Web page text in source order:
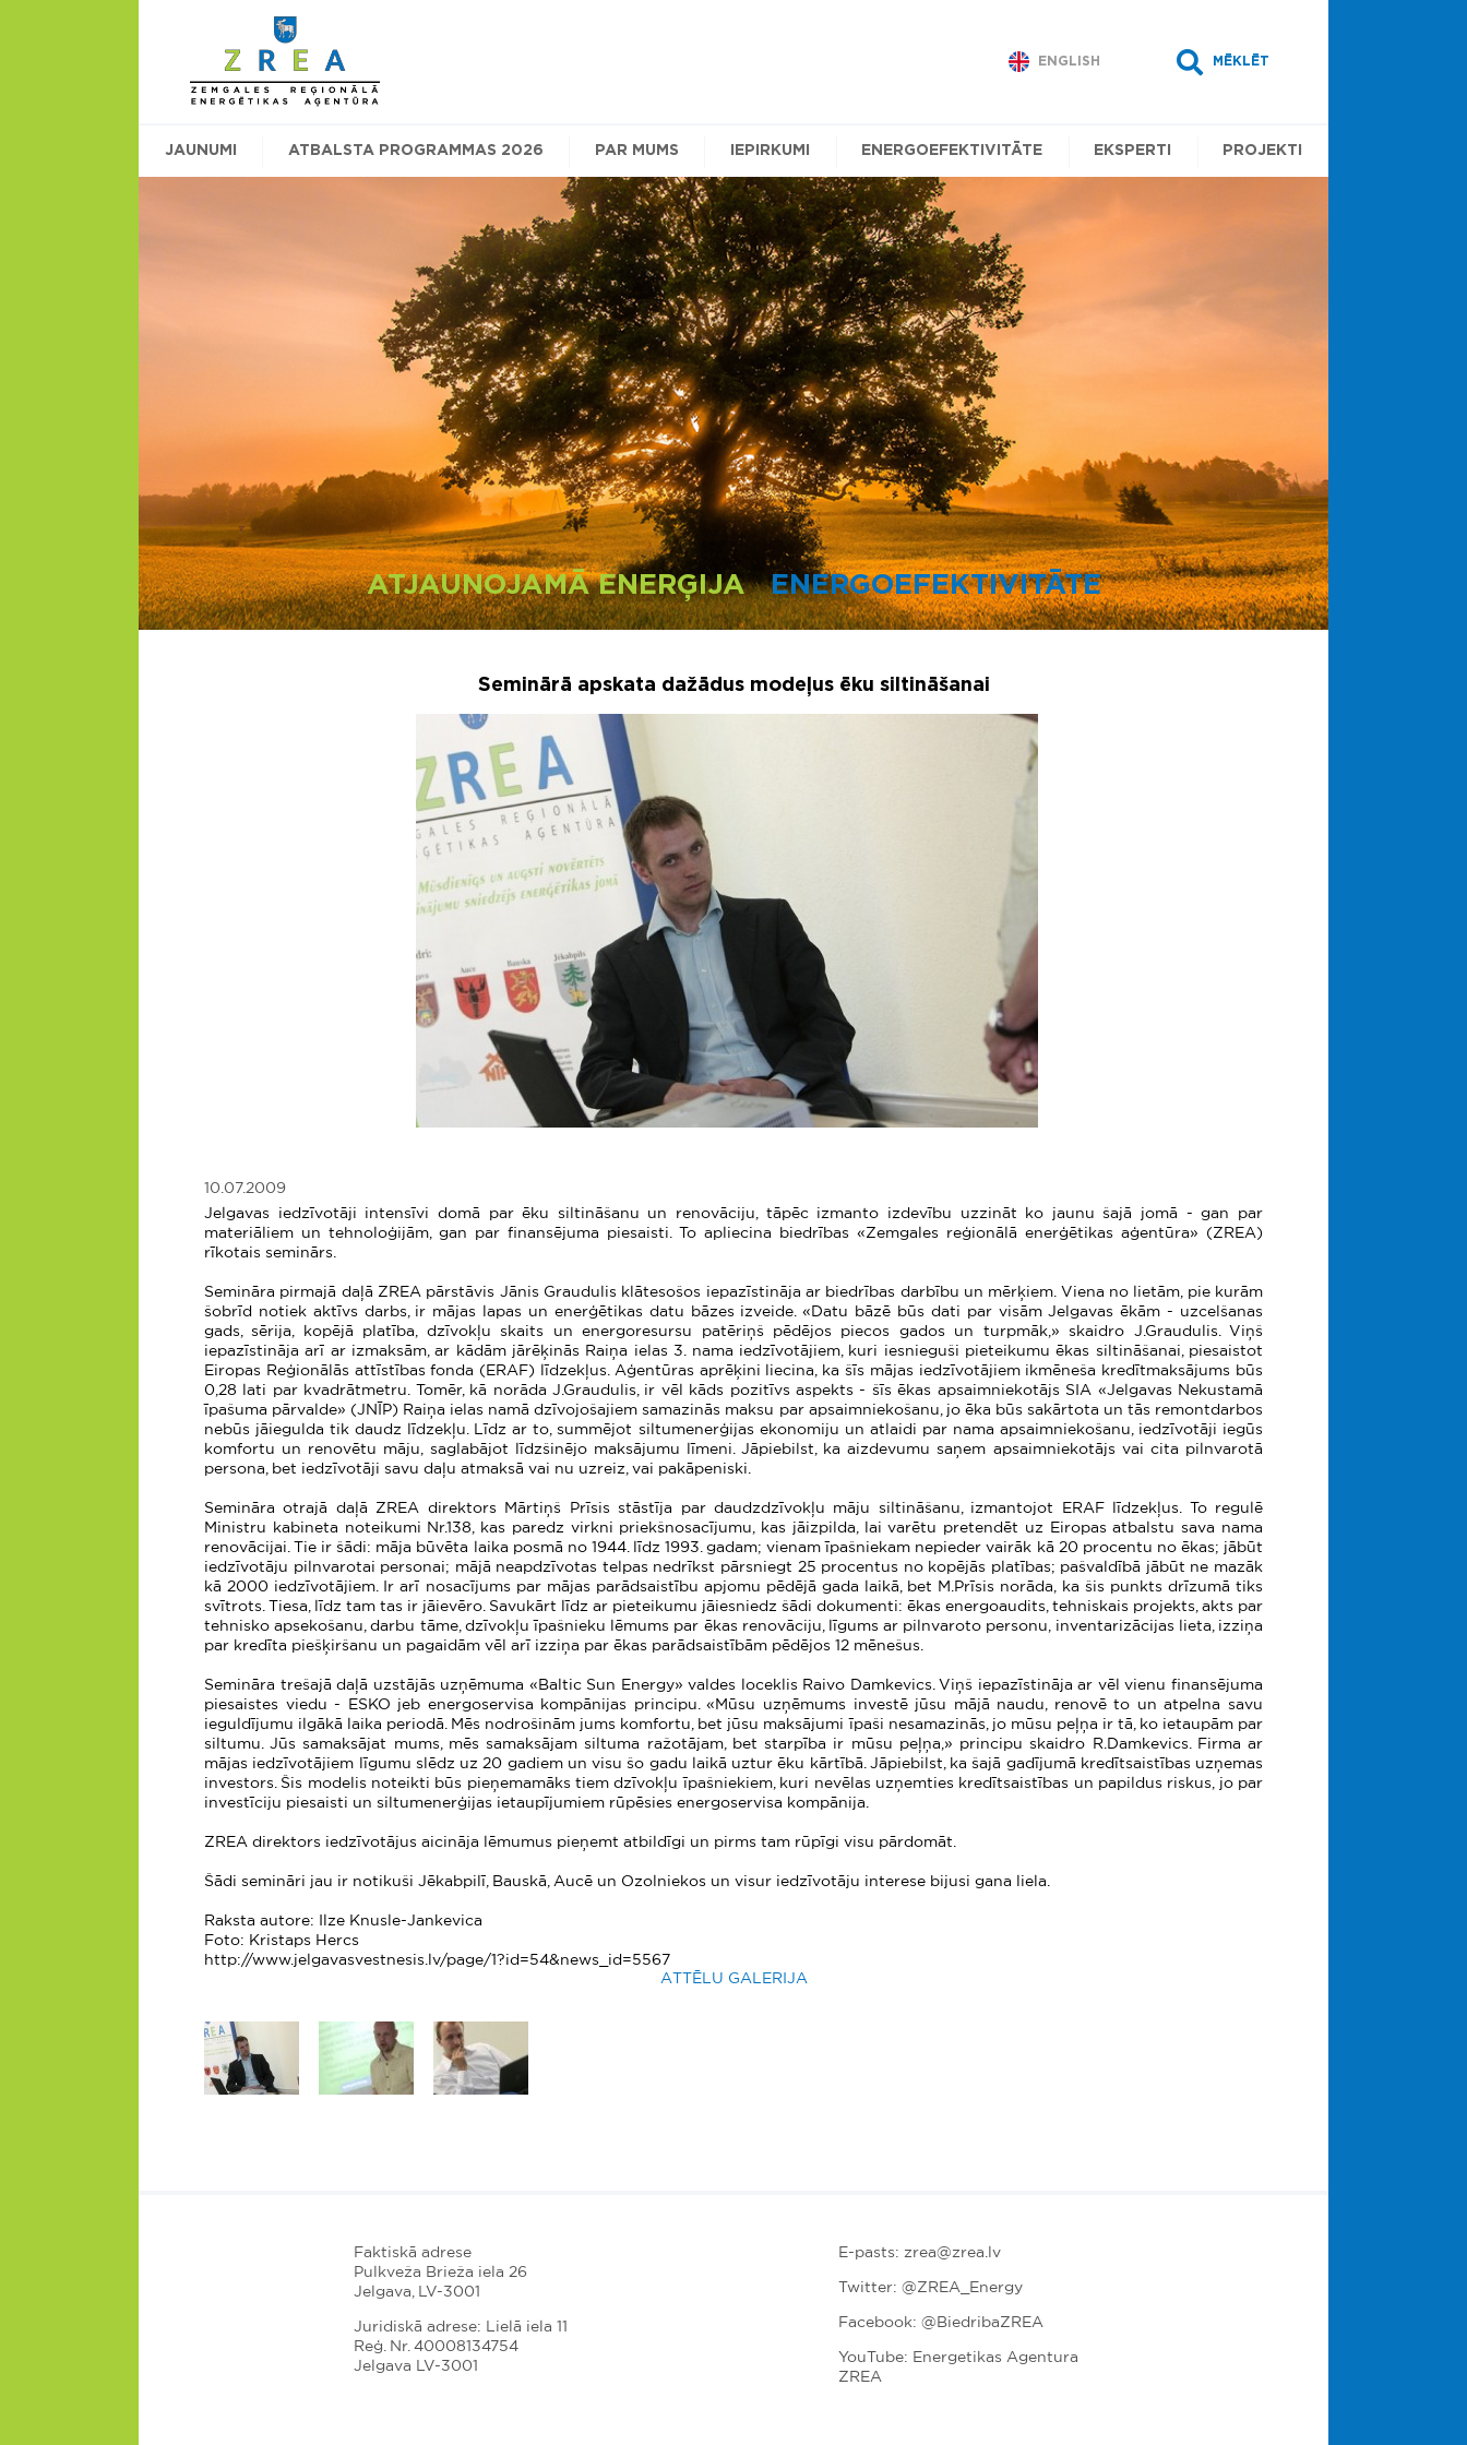
ENGLISH MĒKLĒT
JAUNUMI ATBALSTA PROGRAMMAS 2026 PAR MUMS IEPIRKUMI ENERGOEFEKTIVITĀTE EKSPERTI PROJEKTI
ATJAUNOJAMĀ ENERĢIJA ENERGOEFEKTIVITĀTE
Seminārā apskata dažādus modeļus ēku siltināšanai
10.07.2009
Jelgavas iedzīvotāji intensīvi domā par ēku siltināšanu un renovāciju, tāpēc izmanto izdevību uzzināt ko jaunu šajā jomā - gan par
materiāliem un tehnoloģijām, gan par finansējuma piesaisti. To apliecina biedrības «Zemgales reģionālā enerģētikas aģentūra» (ZREA)
rīkotais seminārs.
Semināra pirmajā daļā ZREA pārstāvis Jānis Graudulis klātesošos iepazīstināja ar biedrības darbību un mērķiem. Viena no lietām, pie kurām
šobrīd notiek aktīvs darbs, ir mājas lapas un enerģētikas datu bāzes izveide. «Datu bāzē būs dati par visām Jelgavas ēkām - uzcelšanas
gads, sērija, kopējā platība, dzīvokļu skaits un energoresursu patēriņš pēdējos piecos gados un turpmāk,» skaidro J.Graudulis. Viņš
iepazīstināja arī ar izmaksām, ar kādām jārēķinās Raiņa ielas 3. nama iedzīvotājiem, kuri iesnieguši pieteikumu ēkas siltināšanai, piesaistot
Eiropas Reģionālās attīstības fonda (ERAF) līdzekļus. Aģentūras aprēķini liecina, ka šīs mājas iedzīvotājiem ikmēneša kredītmaksājums būs
0,28 lati par kvadrātmetru. Tomēr, kā norāda J.Graudulis, ir vēl kāds pozitīvs aspekts - šīs ēkas apsaimniekotājs SIA «Jelgavas Nekustamā
īpašuma pārvalde» (JNĪP) Raiņa ielas namā dzīvojošajiem samazinās maksu par apsaimniekošanu, jo ēka būs sakārtota un tās remontdarbos
nebūs jāiegulda tik daudz līdzekļu. Līdz ar to, summējot siltumenerģijas ekonomiju un atlaidi par nama apsaimniekošanu, iedzīvotāji iegūs
komfortu un renovētu māju, saglabājot līdzšinējo maksājumu līmeni. Jāpiebilst, ka aizdevumu saņem apsaimniekotājs vai cita pilnvarotā
persona, bet iedzīvotāji savu daļu atmaksā vai nu uzreiz, vai pakāpeniski.
Semināra otrajā daļā ZREA direktors Mārtiņš Prīsis stāstīja par daudzdzīvokļu māju siltināšanu, izmantojot ERAF līdzekļus. To regulē
Ministru kabineta noteikumi Nr.138, kas paredz virkni priekšnosacījumu, kas jāizpilda, lai varētu pretendēt uz Eiropas atbalstu sava nama
renovācijai. Tie ir šādi: māja būvēta laika posmā no 1944. līdz 1993. gadam; vienam īpašniekam nepieder vairāk kā 20 procentu no ēkas; jābūt
iedzīvotāju pilnvarotai personai; mājā neapdzīvotas telpas nedrīkst pārsniegt 25 procentus no kopējās platības; pašvaldībā jābūt ne mazāk
kā 2000 iedzīvotājiem. Ir arī nosacījums par mājas parādsaistību apjomu pēdējā gada laikā, bet M.Prīsis norāda, ka šis punkts drīzumā tiks
svītrots. Tiesa, līdz tam tas ir jāievēro. Savukārt līdz ar pieteikumu jāiesniedz šādi dokumenti: ēkas energoaudits, tehniskais projekts, akts par
tehnisko apsekošanu, darbu tāme, dzīvokļu īpašnieku lēmums par ēkas renovāciju, līgums ar pilnvaroto personu, inventarizācijas lieta, izziņa
par kredīta piešķiršanu un pagaidām vēl arī izziņa par ēkas parādsaistībām pēdējos 12 mēnešus.
Semināra trešajā daļā uzstājās uzņēmuma «Baltic Sun Energy» valdes loceklis Raivo Damkevics. Viņš iepazīstināja ar vēl vienu finansējuma
piesaistes viedu - ESKO jeb energoservisa kompānijas principu. «Mūsu uzņēmums investē jūsu mājā naudu, renovē to un atpelna savu
ieguldījumu ilgākā laika periodā. Mēs nodrošinām jums komfortu, bet jūsu maksājumi īpaši nesamazinās, jo mūsu peļņa ir tā, ko ietaupām par
siltumu. Jūs samaksājat mums, mēs samaksājam siltuma ražotājam, bet starpība ir mūsu peļņa,» principu skaidro R.Damkevics. Firma ar
mājas iedzīvotājiem līgumu slēdz uz 20 gadiem un visu šo gadu laikā uztur ēku kārtībā. Jāpiebilst, ka šajā gadījumā kredītsaistības uzņemas
investors. Šis modelis noteikti būs pieņemamāks tiem dzīvokļu īpašniekiem, kuri nevēlas uzņemties kredītsaistības un papildus riskus, jo par
investīciju piesaisti un siltumenerģijas ietaupījumiem rūpēsies energoservisa kompānija.
ZREA direktors iedzīvotājus aicināja lēmumus pieņemt atbildīgi un pirms tam rūpīgi visu pārdomāt.
Šādi semināri jau ir notikuši Jēkabpilī, Bauskā, Aucē un Ozolniekos un visur iedzīvotāju interese bijusi gana liela.
Raksta autore: Ilze Knusle-Jankevica
Foto: Kristaps Hercs
http://www.jelgavasvestnesis.lv/page/1?id=54&news_id=5567
ATTĒLU GALERIJA
Faktiskā adrese
Pulkveža Brieža iela 26
Jelgava, LV-3001
Juridiskā adrese: Lielā iela 11
Reģ. Nr. 40008134754
Jelgava LV-3001
E-pasts: zrea@zrea.lv
Twitter: @ZREA_Energy
Facebook: @BiedribaZREA
YouTube: Energetikas Agentura
ZREA